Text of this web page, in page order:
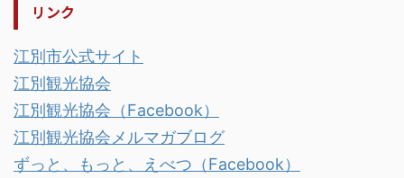
リンク
江別市公式サイト
江別観光協会
江別観光協会（Facebook）
江別観光協会メルマガブログ
ずっと、もっと、えべつ（Facebook）